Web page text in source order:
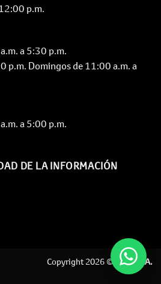
p.m.
a 5:30 p.m.
p.m. Domingos de 11:00 a.m. a
a 5:00 p.m.
DE LA INFORMACIÓN
Copyright 2026 © Carco S.A.